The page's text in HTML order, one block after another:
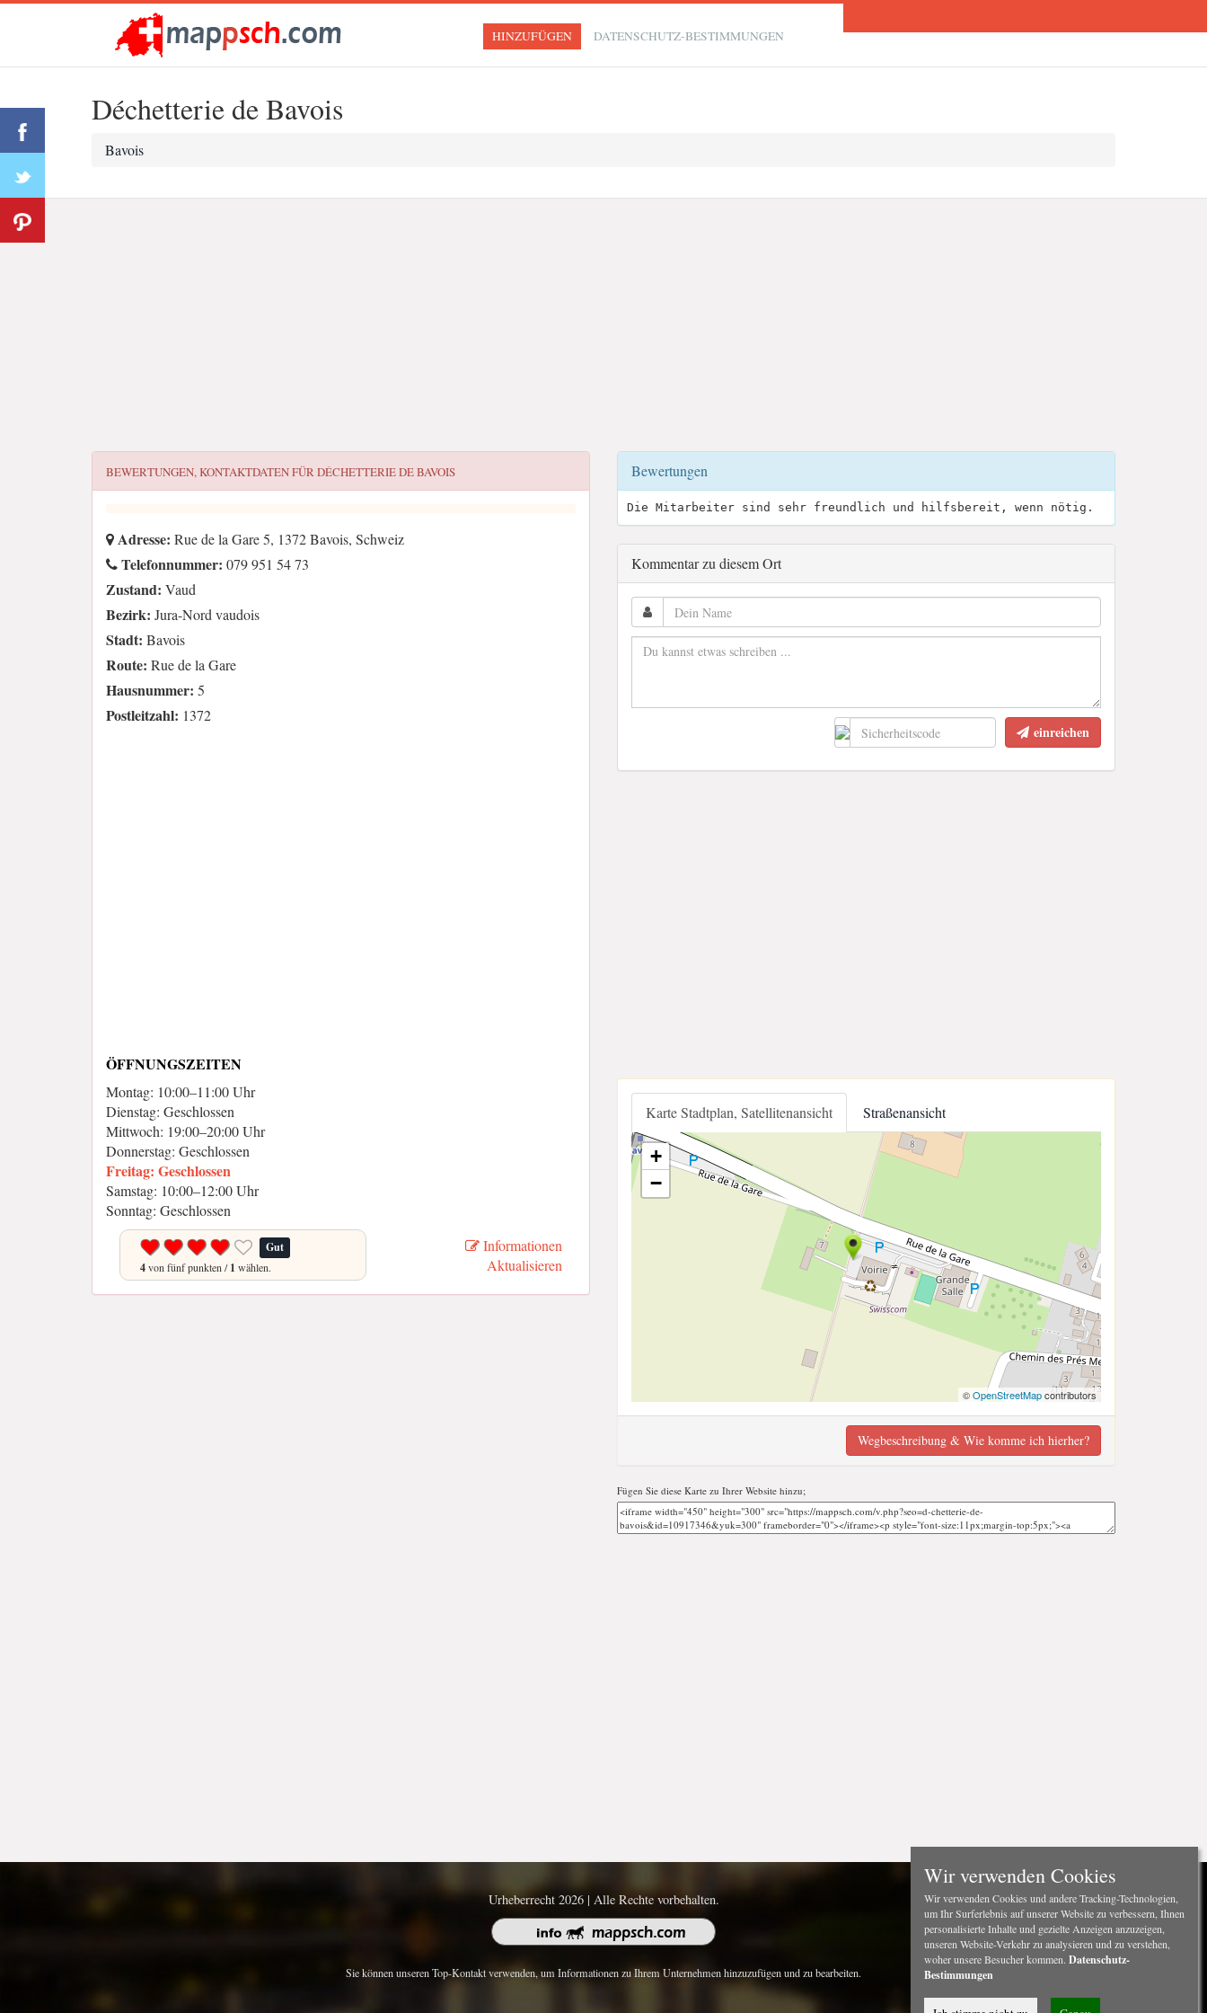
HINZUFÜGEN DATENSCHUTZ-BESTIMMUNGEN
Déchetterie de Bavois
Bavois
BEWERTUNGEN, KONTAKTDATEN FÜRDÉCHETTERIE DE BAVOIS
Adresse: Rue de la Gare 5, 1372 Bavois, Schweiz
Telefonnummer: 079 951 54 73
Zustand: Vaud
Bezirk: Jura-Nord vaudois
Stadt: Bavois
Route: Rue de la Gare
Hausnummer: 5
Postleitzahl: 1372
ÖFFNUNGSZEITEN
Montag: 10:00–11:00 Uhr
Dienstag: Geschlossen
Mittwoch: 19:00–20:00 Uhr
Donnerstag: Geschlossen
Freitag: Geschlossen
Samstag: 10:00–12:00 Uhr
Sonntag: Geschlossen
Gut
4von fünf punkten /1 wählen.
Informationen
Aktualisieren
Bewertungen
Die Mitarbeiter sind sehr freundlich und hilfsbereit, wenn nötig.
Kommentar zu diesem Ort
einreichen
Karte Stadtplan, Satellitenansicht Straßenansicht
+
−
©OpenStreetMapcontributors
Wegbeschreibung & Wie komme ich hierher?
Fügen Sie diese Karte zu Ihrer Website hinzu;
Urheberrecht 2026 | Alle Rechte vorbehalten.
Sie können unseren Top-Kontakt verwenden, um Informationen zu Ihrem Unternehmen hinzuzufügen und zu bearbeiten.
Wir verwenden Cookies
Wir verwenden Cookies und andere Tracking-Technologien,
um Ihr Surferlebnis auf unserer Website zu verbessern, Ihnen
personalisierte Inhalte und gezielte Anzeigen anzuzeigen,
unseren Website-Verkehr zu analysieren und zu verstehen,
woher unsere Besucher kommen. Datenschutz-
Bestimmungen